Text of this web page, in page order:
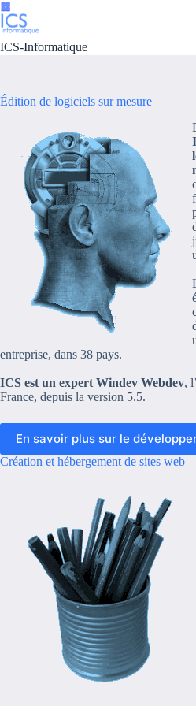
Passer
au
contenu
ICS-Informatique
Édition de logiciels sur mesure
entreprise, dans 38 pays.
ICS est un expert Windev Webdev,
France, depuis la version 5.5.
En savoir plus sur le
Création et hébergement de sites web